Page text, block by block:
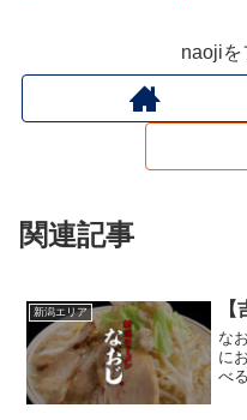
naojiを
関連記事
新潟エリア
な
に
べ